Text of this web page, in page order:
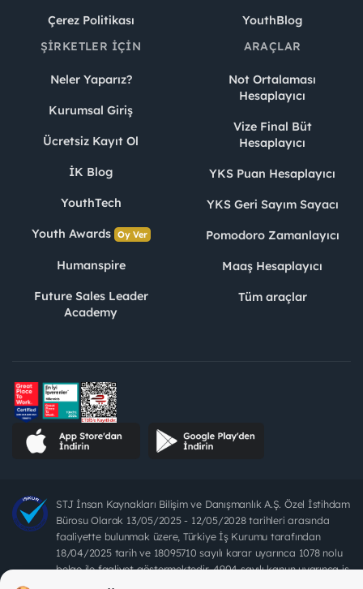
Çerez Politikası
YouthBlog
ŞIRKETLER İÇIN
Neler Yaparız?
Kurumsal Giriş
Ücretsiz Kayıt Ol
İK Blog
YouthTech
Youth Awards Oy Ver
Humanspire
Future Sales Leader
Academy
ARAÇLAR
Not Ortalaması
Hesaplayıcı
Vize Final Büt
Hesaplayıcı
YKS Puan Hesaplayıcı
YKS Geri Sayım Sayacı
Pomodoro Zamanlayıcı
Maaş Hesaplayıcı
Tüm araçlar
STJ İnsan Kaynakları Bilişim ve Danışmanlık A.Ş. Özel İstihdam
Bürosu Olarak 13/05/2025 - 12/05/2028 tarihleri arasında
faaliyette bulunmak üzere, Türkiye İş Kurumu tarafından
18/04/2025 tarih ve 18095710 sayılı karar uyarınca 1078 nolu
belge ile faaliyet göstermektedir. 4904 sayılı kanun uyarınca iş